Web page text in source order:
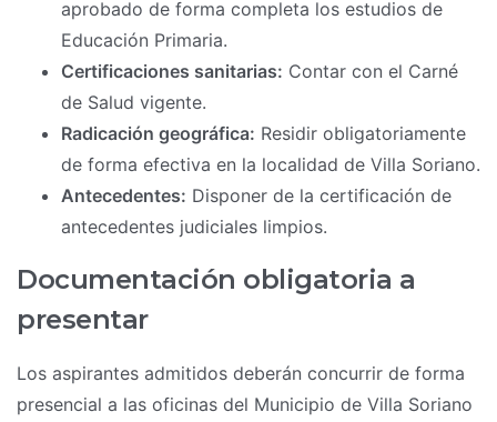
aprobado de forma completa los estudios de
Educación Primaria.
Certificaciones sanitarias: Contar con el Carné
de Salud vigente.
Radicación geográfica: Residir obligatoriamente
de forma efectiva en la localidad de Villa Soriano.
Antecedentes: Disponer de la certificación de
antecedentes judiciales limpios.
Documentación obligatoria a
presentar
Los aspirantes admitidos deberán concurrir de forma
presencial a las oficinas del Municipio de Villa Soriano